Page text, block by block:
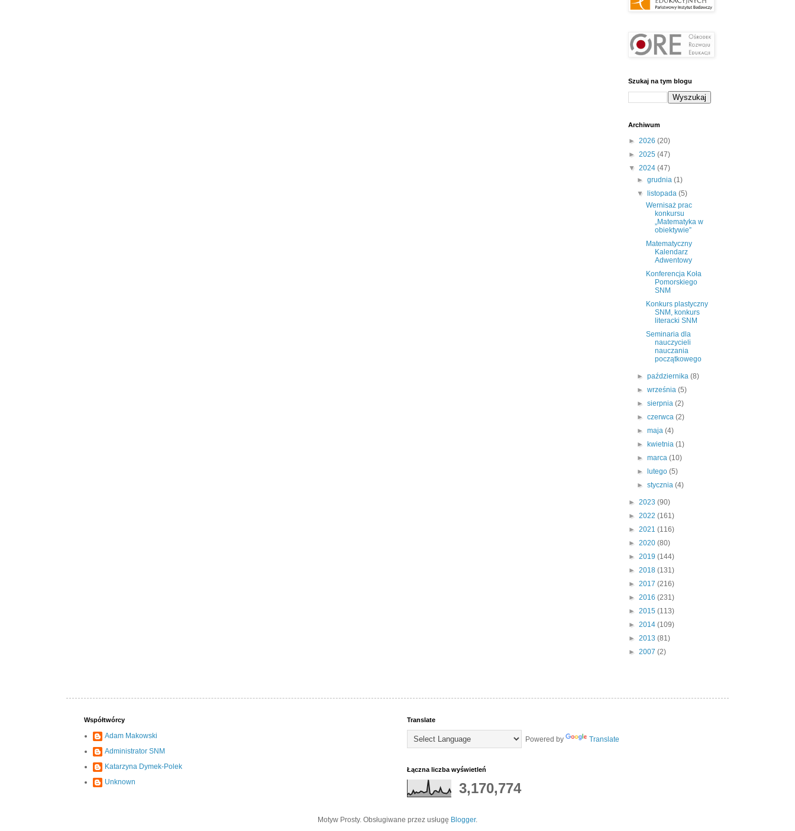
Szukaj na tym blogu
Archiwum
► 2026 (20)
► 2025 (47)
▼ 2024 (47)
►grudnia(1)
▼
listopada(5)
Wernisaż prac
konkursu
„Matematyka w
obiektywie”
Matematyczny
Kalendarz
Adwentowy
Konferencja Koła
Pomorskiego
SNM
Konkurs plastyczny
SNM, konkurs
literacki SNM
Seminaria dla
nauczycieli
nauczania
początkowego
►października(8)
►września(5)
►sierpnia(2)
►czerwca(2)
►maja(4)
►
kwietnia(1)
►marca(10)
►
lutego(5)
►stycznia(4)
► 2023 (90)
► 2022 (161)
► 2021 (116)
► 2020 (80)
► 2019 (144)
► 2018 (131)
► 2017 (216)
► 2016 (231)
► 2015 (113)
► 2014 (109)
► 2013 (81)
► 2007 (2)
Współtwórcy
Adam Makowski
Administrator SNM
Katarzyna Dymek-Polek
Unknown
Translate
Powered by Translate
Łączna liczba wyświetleń
3,170,774
Motyw Prosty. Obsługiwane przez usługę Blogger.